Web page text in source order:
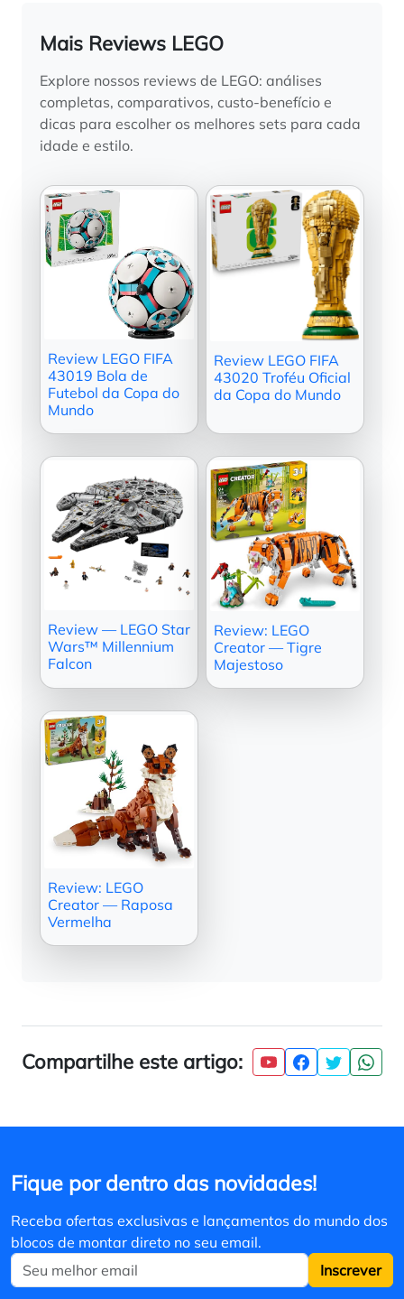
Mais Reviews LEGO
Explore nossos reviews de LEGO: análises
completas, comparativos, custo-benefício e
dicas para escolher os melhores sets para cada
idade e estilo.
Review LEGO FIFA
43019 Bola de
Futebol da Copa do
Mundo
Review LEGO FIFA
43020 Troféu Oficial
da Copa do Mundo
Review — LEGO Star
Wars™ Millennium
Falcon
Review: LEGO
Creator — Tigre
Majestoso
Review: LEGO
Creator — Raposa
Vermelha
Compartilhe este artigo:
Fique por dentro das novidades!
Receba ofertas exclusivas e lançamentos do mundo dos
blocos de montar direto no seu email.
Inscrever